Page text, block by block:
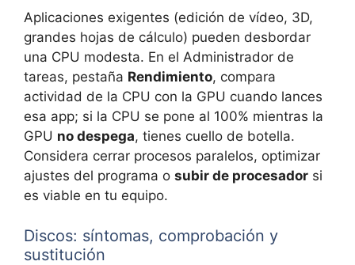
Aplicaciones exigentes (edición de vídeo, 3D,
grandes hojas de cálculo) pueden desbordar
una CPU modesta. En el Administrador de
tareas, pestaña Rendimiento, compara
actividad de la CPU con la GPU cuando lances
esa app; si la CPU se pone al 100% mientras la
GPU no despega, tienes cuello de botella.
Considera cerrar procesos paralelos, optimizar
ajustes del programa o subir de procesador si
es viable en tu equipo.
Discos: síntomas, comprobación y
sustitución